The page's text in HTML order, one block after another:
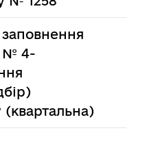
№ 4-